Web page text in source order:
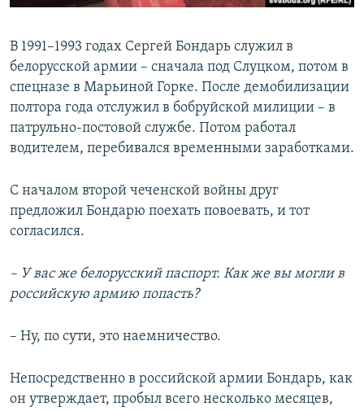
В 1991–1993 годах Сергей Бондарь служил в
белорусской армии – сначала под Слуцком, потом в
спецназе в Марьиной Горке. После демобилизации
полтора года отслужил в бобруйской милиции – в
патрульно-постовой службе. Потом работал
водителем, перебивался временными заработками.
С началом второй чеченской войны друг
предложил Бондарю поехать повоевать, и тот
согласился.
– У вас же белорусский паспорт. Как же вы могли в
российскую армию попасть?
– Ну, по сути, это наемничество.
Непосредственно в российской армии Бондарь, как
он утверждает, пробыл всего несколько месяцев,